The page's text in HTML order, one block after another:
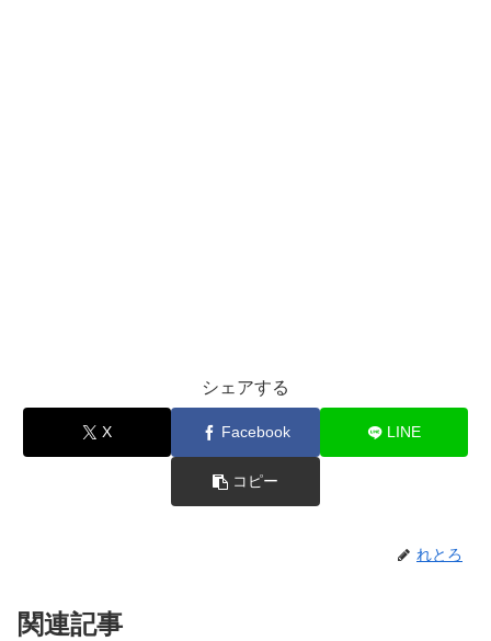
シェアする
X Facebook LINE
コピー
れとろ
関連記事